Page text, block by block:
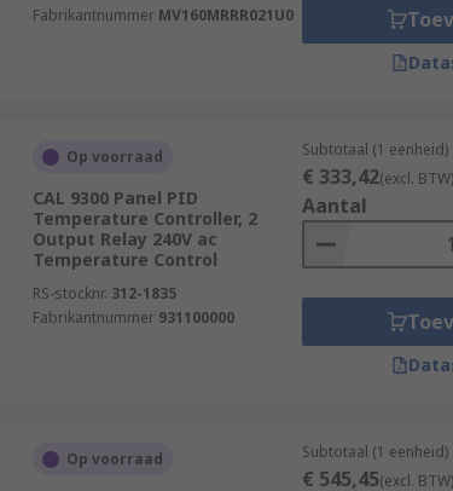
Fabrikantnummer MV160MRRR021U0
Op voorraad
CAL 9300 Panel PID
Temperature Controller, 2
Output Relay 240V ac
Temperature Control
RS-stocknr. 312-1835
Fabrikantnummer 931100000
Subtotaal (1 eenheid)
€ 333,42(excl. BTW)
Aantal
Op voorraad Subtotaal (1 eenheid)
€ 545,45(excl. BTW)